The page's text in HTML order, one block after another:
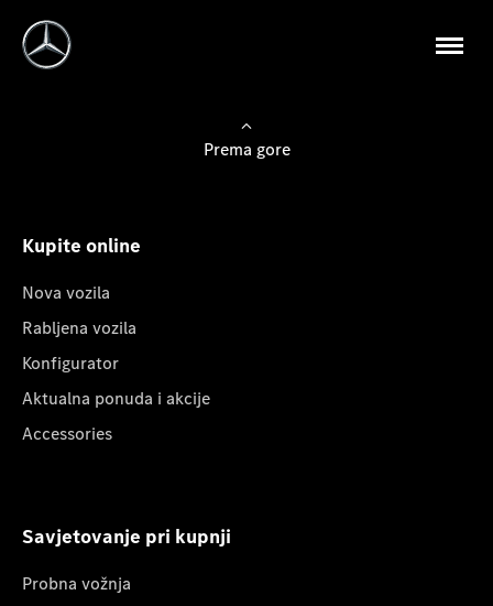
Prema gore
Kupite online
Nova vozila
Rabljena vozila
Konfigurator
Aktualna ponuda i akcije
Accessories
Savjetovanje pri kupnji
Probna vožnja